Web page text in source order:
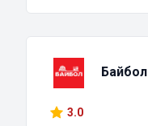
Байбол
3.0